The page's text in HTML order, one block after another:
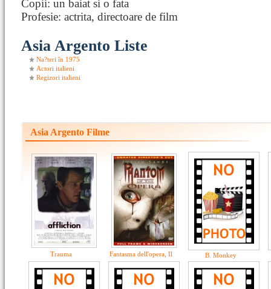
Copii: un baiat si o fata
Profesie: actrita, directoare de film
Asia Argento Liste
Na?teri în 1975
Actori italieni
Regizori italieni
Asia Argento Filme
Trauma Fantasma dell'opera, Il B. Monkey